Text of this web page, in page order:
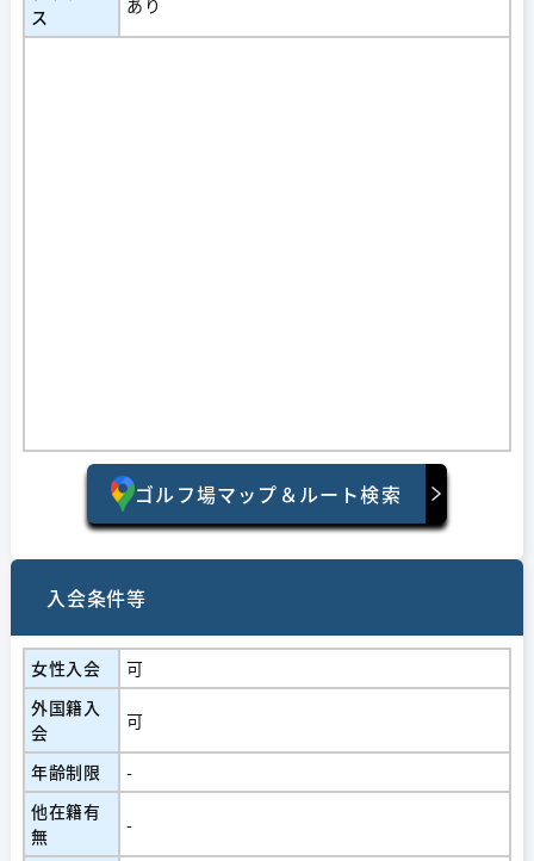
ス
ゴルフ場マップ＆ルート検索
入会条件等
女性入会
可
外国籍入
会
可
年齢制限
-
他在籍有
無
-